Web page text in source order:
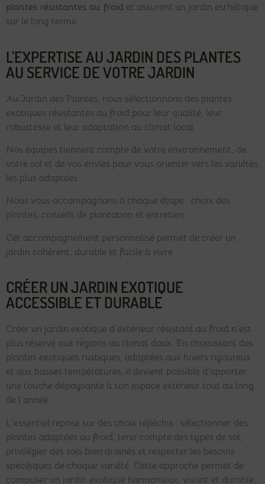
plantes résistantes au froid et assurent un jardin esthétique
sur le long terme.
L’EXPERTISE AU JARDIN DES PLANTES
AU SERVICE DE VOTRE JARDIN
Au Jardin des Plantes, nous sélectionnons des plantes
exotiques résistantes au froid pour leur qualité, leur
robustesse et leur adaptation au climat local.
Nos équipes tiennent compte de votre environnement, de
votre sol et de vos envies pour vous orienter vers les variétés
les plus adaptées.
Nous vous accompagnons à chaque étape : choix des
plantes, conseils de plantation et entretien.
Cet accompagnement personnalisé permet de créer un
jardin cohérent, durable et facile à vivre.
CRÉER UN JARDIN EXOTIQUE
ACCESSIBLE ET DURABLE
Créer un jardin exotique d’extérieur résistant au froid n’est
plus réservé aux régions au climat doux. En choisissant des
plantes exotiques rustiques, adaptées aux hivers rigoureux
et aux basses températures, il devient possible d’apporter
une touche dépaysante à son espace extérieur tout au long
de l’année.
L’essentiel repose sur des choix réfléchis : sélectionner des
plantes adaptées au froid, tenir compte des types de sol,
privilégier des sols bien drainés et respecter les besoins
spécifiques de chaque variété. Cette approche permet de
composer un jardin exotique harmonieux, vivant et durable,